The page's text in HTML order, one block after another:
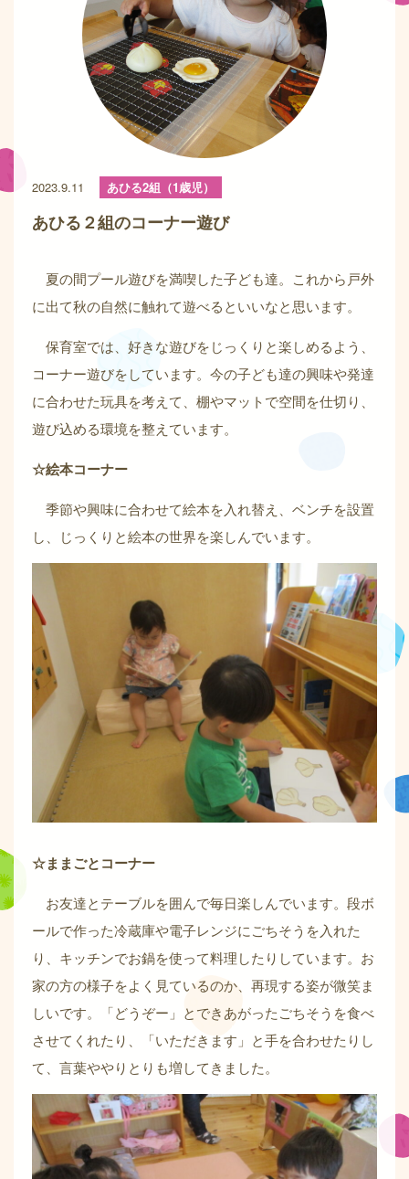
2023.9.11 あひる2組（1歳児）
あひる２組のコーナー遊び
夏の間プール遊びを満喫した子ども達。これから戸外
に出て秋の自然に触れて遊べるといいなと思います。
保育室では、好きな遊びをじっくりと楽しめるよう、
コーナー遊びをしています。今の子ども達の興味や発達
に合わせた玩具を考えて、棚やマットで空間を仕切り、
遊び込める環境を整えています。
☆絵本コーナー
季節や興味に合わせて絵本を入れ替え、ベンチを設置
し、じっくりと絵本の世界を楽しんでいます。
☆ままごとコーナー
お友達とテーブルを囲んで毎日楽しんでいます。段ボ
ールで作った冷蔵庫や電子レンジにごちそうを入れた
り、キッチンでお鍋を使って料理したりしています。お
家の方の様子をよく見ているのか、再現する姿が微笑ま
しいです。「どうぞー」とできあがったごちそうを食べ
させてくれたり、「いただきます」と手を合わせたりし
て、言葉ややりとりも増してきました。